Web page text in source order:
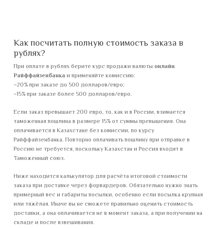
Как посчитать полную стоимость заказа в
рублях?
При оплате в рублях берите курс продажи валюты онлайн
Райффайзенбанка и применяйте комиссию:
−20% при заказе до 500 долларов/евро;
−15% при заказе более 500 долларов/евро.
Если заказ превышает 200 евро, то, как и в России, взимается
таможенная пошлина в размере 15% от суммы превышения. Она
оплачивается в Казахстане без комиссии, по курсу
Райффайзенбанка. Повторно оплачивать пошлину при отправке в
Россию не требуется, поскольку Казахстан и Россия входят в
Таможенный союз.
Ниже находится калькулятор для расчёта итоговой стоимости
заказа при доставке через форвардеров. Обязательно нужно знать
примерный вес и габариты посылки, особенно если посылка крупная
или тяжёлая. Иначе вы не сможете правильно оценить стоимость
доставки, а она оплачивается не в момент заказа, а при получении на
складе и после взвешивания.